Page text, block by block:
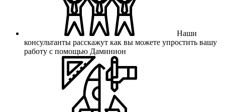
Наши
консультанты расскажут как вы можете упростить вашу
работу с помощью Даминион